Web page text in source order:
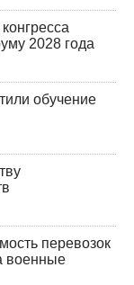
2028 года
обучение
перевозок
военные